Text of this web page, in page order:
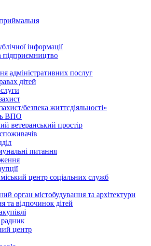
інформації
підприємництво
адміністративних послуг
дітей
безпека життєдіяльності»
ВПО
ветеранський простір
питання
центр соціальних служб
орган містобудування та архітектури
та відпочинок дітей
центр